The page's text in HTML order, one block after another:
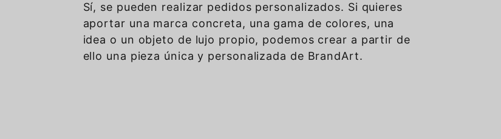
Sí, se pueden realizar pedidos personalizados. Si quieres
aportar una marca concreta, una gama de colores, una
idea o un objeto de lujo propio, podemos crear a partir de
ello una pieza única y personalizada de BrandArt.